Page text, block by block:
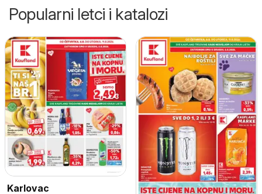
Popularni letci i katalozi
Karlovac